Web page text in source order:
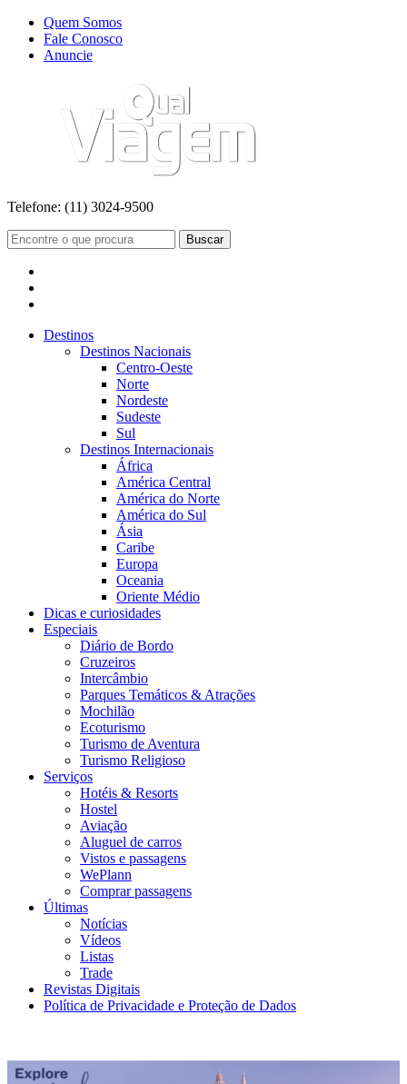
Quem Somos
Fale Conosco
Anuncie
Telefone: (11) 3024-9500
Buscar
Destinos
Destinos Nacionais
Centro-Oeste
Norte
Nordeste
Sudeste
Sul
Destinos Internacionais
África
América Central
América do Norte
América do Sul
Ásia
Caribe
Europa
Oceania
Oriente Médio
Dicas e curiosidades
Especiais
Diário de Bordo
Cruzeiros
Intercâmbio
Parques Temáticos & Atrações
Mochilão
Ecoturismo
Turismo de Aventura
Turismo Religioso
Serviços
Hotéis & Resorts
Hostel
Aviação
Aluguel de carros
Vistos e passagens
WePlann
Comprar passagens
Últimas
Notícias
Vídeos
Listas
Trade
Revistas Digitais
Política de Privacidade e Proteção de Dados